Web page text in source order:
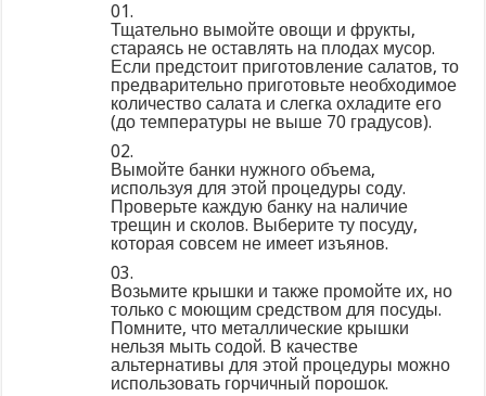
01.
Тщательно вымойте овощи и фрукты,
стараясь не оставлять на плодах мусор.
Если предстоит приготовление салатов, то
предварительно приготовьте необходимое
количество салата и слегка охладите его
(до температуры не выше 70 градусов).
02.
Вымойте банки нужного объема,
используя для этой процедуры соду.
Проверьте каждую банку на наличие
трещин и сколов. Выберите ту посуду,
которая совсем не имеет изъянов.
03.
Возьмите крышки и также промойте их, но
только с моющим средством для посуды.
Помните, что металлические крышки
нельзя мыть содой. В качестве
альтернативы для этой процедуры можно
использовать горчичный порошок.